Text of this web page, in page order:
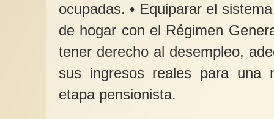
ocupadas. • Equiparar el
de hogar con el Régimen
tener derecho al desempleo,
sus ingresos reales para una
etapa pensionista.